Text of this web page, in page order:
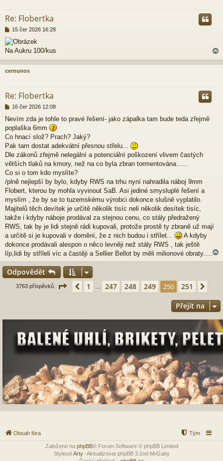
Re: Flobertka
P
ř
í
s
p
ě
v
k
15 čer 2026 16:28
Na Aukru 100/kus
a
h
cernunos
Re: Flobertka
P
í
s
p
ě
v
e
k
16 čer 2026 12:08
Nevím zda je tohle to pravé řešení- jako zápalka tam bude teda zřejmě
poplaška 6mm
Co hnací slož? Prach? Jaký?
Pak tam dostat adekvátní přesnou střelu...
Dle zákonů zřejmě nelegální a potenciální poškození vlivem častých
větších tlaků na kmory, než na co byla zbran tormentována......
Co si o tom kdo myslíte?
/plně nejlepší by bylo, kdyby RWS na trhu nyní nahradila náboj 9mm
Flobert, kterou by mohla vyvinout SaB. Asi jediné smysluplé řešení a
myslím , že by se to tuzemskému výrobci dokonce slušně vyplatilo.
Majitelů těch devítek je určitě několik tisíc neli několik desítek tisíc,
takže i kdyby náboje prodával za stejnou cenu, co stály předražený
RWS, tak by je lidi stejně rádi kupovali, protože prostě ty zbraně už mají
a určitě si je kupovali v domění, že z nich budou i střílet...
A kdyby
dokonce prodávali alespon o něco levněji než stály RWS , tak ještě
líp,lidi by stříleli víc a častěji a Sellier Bellot by měli milionové obraty.....
a
Odpovědět
3763 příspěvků Stránka 250z251
Předchozí
1 247 248 249 250 251
Přejít na
Obsah fóra Tým
Založeno na phpBB® Forum Software © phpBB Limited
Styleod Arty-Aktualizovat phpBB 3.2od MrGaby